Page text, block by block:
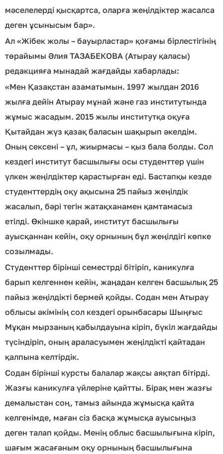
мәселелерді қысқартса, оларға жеңілдіктер жасалса
деген ұсынысым бар».
Ал «Жібек жолы – бауырластар» қоғамы бірлестігінің
төрайымы Әлия ТАЗАБЕКОВА (Атырау қаласы)
редакцияға мынадай жағдайды хабарлады:
«Мен Қазақстан азаматымын. 1997 жылдан 2016
жылға дейін Атырау мұнай және газ институтында
жұмыс жасадым. 2015 жылы институтқа оқуға
Қытайдан жүз қазақ баласын шақырып әкелдім.
Оның сексені – ұл, жиырмасы – қыз бала болды. Сол
кездегі институт басшылығы осы студенттер үшін
үлкен жеңілдіктер қарастырған еді. Бастапқы кезде
студенттердің оқу ақысына 25 пайыз жеңілдік
жасалып, бәрі тегін жатақханамен қамтамасыз
етілді. Өкіншке қарай, институт басшылығы
ауысқаннан кейін, оқу орнының бұл жеңілдігі көпке
созылмады.
Студенттер бірінші семестрді бітіріп, каникулға
барып келгеннен кейін, жаңадан келген басшылық 25
пайыз жеңілдікті бермей қойды. Содан мен Атырау
облысы әкімінің сол кездегі орынбасары Шыңғыс
Мұқан мырзаның қабылдауына кіріп, бүкіл жағдайды
түсіндіріп, оның араласуымен жеңілдікті қайтадан
қалпына келтірдік.
Содан бірінші курсты балалар жақсы аяқтап бітірді.
Жазғы каникулға үйлеріне қайтты. Бірақ мен жазғы
демалыстан соң, тамыз айында жұмысқа қайта
келгенімде, маған сіз басқа жұмысқа ауысыңыз
деген талап қойды. Менің облыс басшылығына кіріп,
шағым жасағаным оқу орнының басшылығына